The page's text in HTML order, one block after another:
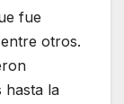
fue
otros.
hasta la